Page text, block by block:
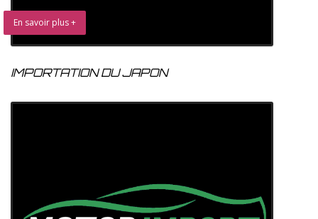
En savoir plus +
IMPORTATION DU JAPON